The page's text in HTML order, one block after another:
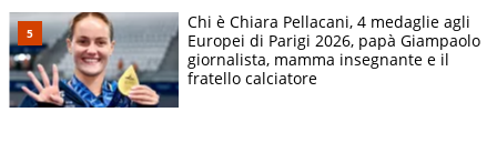
Chi è Chiara Pellacani, 4 medaglie agli
Europei di Parigi 2026, papà Giampaolo
giornalista, mamma insegnante e il
fratello calciatore